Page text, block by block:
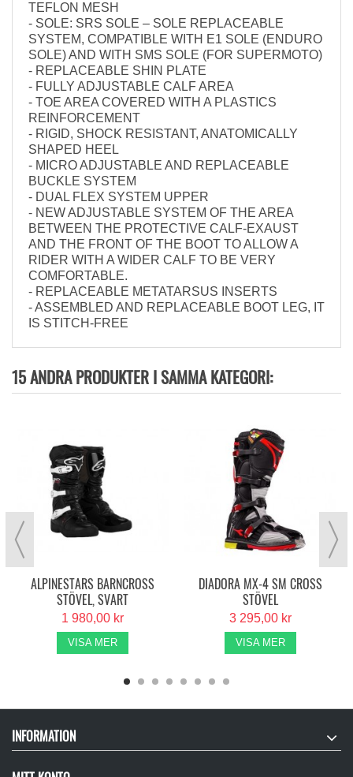
TEFLON MESH
- SOLE: SRS SOLE – SOLE REPLACEABLE
SYSTEM, COMPATIBLE WITH E1 SOLE (ENDURO
SOLE) AND WITH SMS SOLE (FOR SUPERMOTO)
- REPLACEABLE SHIN PLATE
- FULLY ADJUSTABLE CALF AREA
- TOE AREA COVERED WITH A PLASTICS
REINFORCEMENT
- RIGID, SHOCK RESISTANT, ANATOMICALLY
SHAPED HEEL
- MICRO ADJUSTABLE AND REPLACEABLE
BUCKLE SYSTEM
- DUAL FLEX SYSTEM UPPER
- NEW ADJUSTABLE SYSTEM OF THE AREA
BETWEEN THE PROTECTIVE CALF-EXAUST
AND THE FRONT OF THE BOOT TO ALLOW A
RIDER WITH A WIDER CALF TO BE VERY
COMFORTABLE.
- REPLACEABLE METATARSUS INSERTS
- ASSEMBLED AND REPLACEABLE BOOT LEG, IT
IS STITCH-FREE
15 ANDRA PRODUKTER I SAMMA KATEGORI:
ALPINESTARS BARNCROSS
STÖVEL, SVART
1 980,00 kr
VISA MER
DIADORA MX-4 SM CROSS
STÖVEL
3 295,00 kr
VISA MER
INFORMATION